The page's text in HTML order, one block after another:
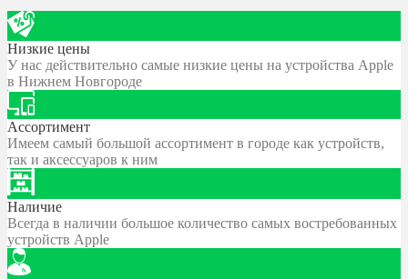
Низкие цены
У нас действительно самые низкие цены на устройства Apple
в Нижнем Новгороде
Ассортимент
Имеем самый большой ассортимент в городе как устройств,
так и аксессуаров к ним
Наличие
Всегда в наличии большое количество самых востребованных
устройств Apple